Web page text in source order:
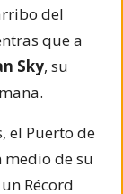
del
que a
Sky, su
el Puerto de
medio de su
Récord